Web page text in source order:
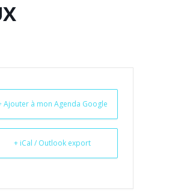
Ajouter à mon Agenda Google
+ iCal / Outlook export